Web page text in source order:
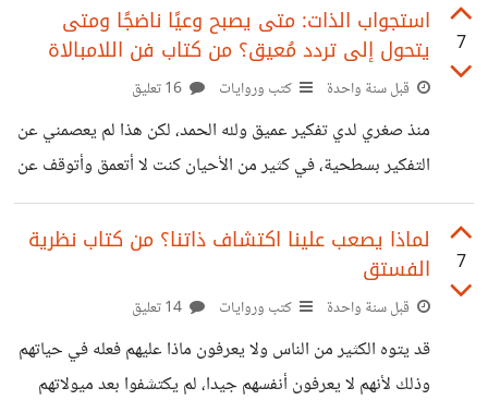
بالوقت، فمن يريد أن ينشأ شركة عليه أن يحدد متى عليه إنشاء
هذه الشركة بعد سنة، سنتين، شهر، وهكذا. هذا ما يراه المؤلف
براين ترايسي. ولحسن الحظ، المؤلف لم يغفل عن العوائق التي
قد تمنع الشخص من تحقيق هدفه في الوقت الذي حدده ففي
الأخير قد تجري الرياح بما لا
7
استجواب الذات: متى يصبح وعيًا ناضجًا ومتى
يتحول إلى تردد مُعيق؟ من كتاب فن اللامبالاة
قبل سنة واحدة كتب وروايات
منذ صغري لدي تفكير عميق ولله الحمد، لكن هذا لم يعصمني عن
التفكير بسطحية، في كثير من الأحيان كنت لا أتعمق وأتوقف عن
التكفير خاصة عندما أصل لمرحلة طرح الأسئلة على الذات، لكن
مع الوقت نضجت وصرت أكثر وعيًا وعرفت بأن استجواب الذات
مهم جدا أفضل وأهم من استجواب الغير الذي يكون في أغلب
أحيانه غير مهم. استجواب الذات يدل على عمقٍ في التفكير
وليس على عدم الثقة أو الارتباك، لأننا أولا وأخيرا نحن بشر لدينا
نقائص ونقاط ضعف ولدينا
7
لماذا يصعب علينا اكتشاف ذاتنا؟ من كتاب نظرية
الفستق
قبل سنة واحدة كتب وروايات
قد يتوه الكثير من الناس ولا يعرفون ماذا عليهم فعله في حياتهم
وذلك لأنهم لا يعرفون أنفسهم جيدا، لم يكتشفوا بعد ميولاتهم